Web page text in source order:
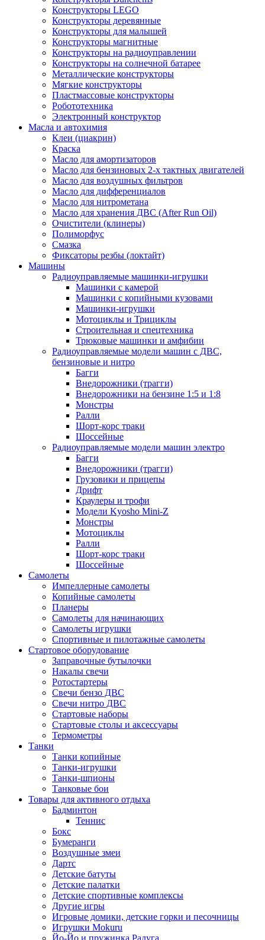
Конструкторы LEGO
Конструкторы деревянные
Конструкторы для малышей
Конструкторы магнитные
Конструкторы на радиоуправлении
Конструкторы на солнечной батарее
Металлические конструкторы
Мягкие конструкторы
Пластмассовые конструкторы
Робототехника
Электронный конструктор
Масла и автохимия
Клеи (циакрин)
Краска
Масло для амортизаторов
Масло для бензиновых 2-х тактных двигателей
Масло для воздушных фильтров
Масло для дифференциалов
Масло для нитрометана
Масло для хранения ДВС (After Run Oil)
Очистители (клинеры)
Полиморфус
Смазка
Фиксаторы резбы (локтайт)
Машины
Радиоуправляемые машинки-игрушки
Машинки с камерой
Машинки с копийными кузовами
Машинки-игрушки
Мотоциклы и Трициклы
Строительная и спецтехника
Трюковые машинки и амфибии
Радиоуправляемые модели машин с ДВС,
бензиновые и нитро
Багги
Внедорожники (трагги)
Внедорожники на бензине 1:5 и 1:8
Монстры
Ралли
Шорт-корс траки
Шоссейные
Радиоуправляемые модели машин электро
Багги
Внедорожники (трагги)
Грузовики и прицепы
Дрифт
Краулеры и трофи
Модели Kyosho Mini-Z
Монстры
Мотоциклы
Ралли
Шорт-корс траки
Шоссейные
Самолеты
Импеллерные самолеты
Копийные самолеты
Планеры
Самолеты для начинающих
Самолеты игрушки
Спортивные и пилотажные самолеты
Стартовое оборудование
Заправочные бутылочки
Накалы свечи
Ротостартеры
Свечи бензо ДВС
Свечи нитро ДВС
Стартовые наборы
Стартовые столы и аксессуары
Термометры
Танки
Танки копийные
Танки-игрушки
Танки-шпионы
Танковые бои
Товары для активного отдыха
Бадминтон
Теннис
Бокс
Бумеранги
Воздушные змеи
Дартс
Детские батуты
Детские палатки
Детские спортивные комплексы
Другие игры
Игровые домики, детские горки и песочницы
Игрушки Mokuru
Йо-Йо и пружинка Радуга